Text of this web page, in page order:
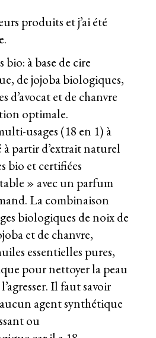
produits et j’ai été
bio: à base de cire
de jojoba biologiques,
d’avocat et de chanvre
optimale.
usages (18 en 1) à
à partir d’extrait naturel
bio et certifiées
» avec un parfum
La combinaison
biologiques de noix de
et de chanvre,
essentielles pures,
pour nettoyer la peau
Il faut savoir
agent synthétique
ou